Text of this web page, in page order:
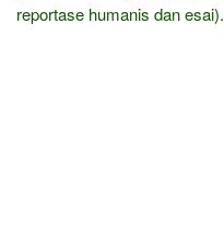
reportase humanis dan esai).